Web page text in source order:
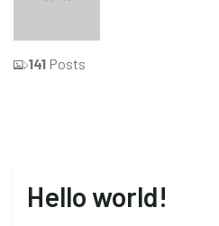
141 Posts
Hello world!